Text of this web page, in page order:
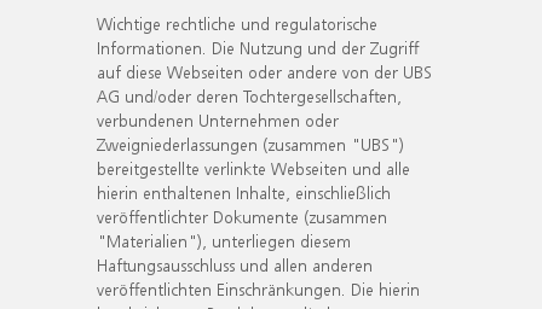
Wichtige rechtliche und regulatorische
Informationen. Die Nutzung und der Zugriff
auf diese Webseiten oder andere von der UBS
AG und/oder deren Tochtergesellschaften,
verbundenen Unternehmen oder
Zweigniederlassungen (zusammen "UBS")
bereitgestellte verlinkte Webseiten und alle
hierin enthaltenen Inhalte, einschließlich
veröffentlichter Dokumente (zusammen
"Materialien"), unterliegen diesem
Haftungsausschluss und allen anderen
veröffentlichten Einschränkungen. Die hierin